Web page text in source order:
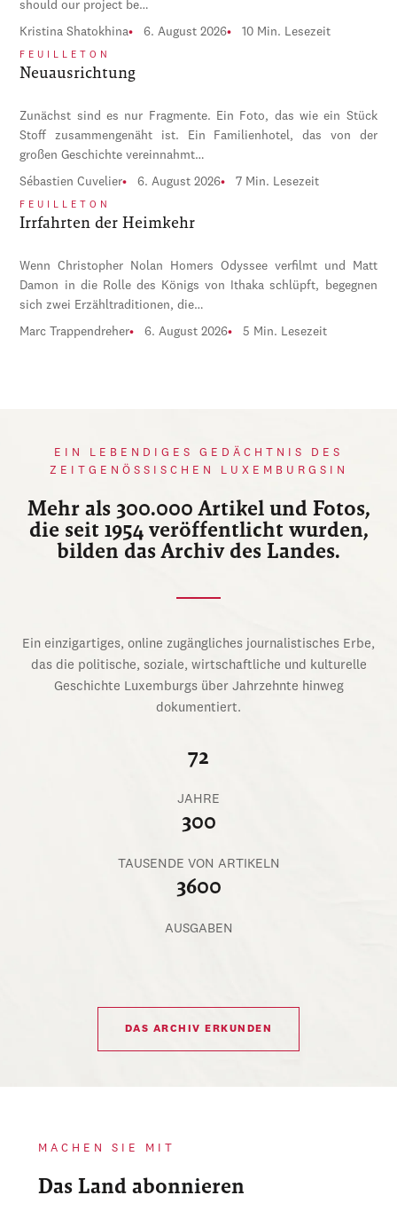
should our project be…
Kristina Shatokhina 6. August 2026 10 Min. Lesezeit
FEUILLETON
Neuausrichtung
Zunächst sind es nur Fragmente. Ein Foto, das wie ein Stück
Stoff zusammengenäht ist. Ein Familienhotel, das von der
großen Geschichte vereinnahmt…
Sébastien Cuvelier 6. August 2026 7 Min. Lesezeit
FEUILLETON
Irrfahrten der Heimkehr
Wenn Christopher Nolan Homers Odyssee verfilmt und Matt
Damon in die Rolle des Königs von Ithaka schlüpft, begegnen
sich zwei Erzähltraditionen, die…
Marc Trappendreher 6. August 2026 5 Min. Lesezeit
EIN LEBENDIGES GEDÄCHTNIS DES
ZEITGENÖSSISCHEN LUXEMBURGSIN
Mehr als 300.000 Artikel und Fotos,
die seit 1954 veröffentlicht wurden,
bilden das Archiv des Landes.
Ein einzigartiges, online zugängliches journalistisches Erbe,
das die politische, soziale, wirtschaftliche und kulturelle
Geschichte Luxemburgs über Jahrzehnte hinweg
dokumentiert.
72
JAHRE
300
TAUSENDE VON ARTIKELN
3600
AUSGABEN
DAS ARCHIV ERKUNDEN
MACHEN SIE MIT
Das Land abonnieren